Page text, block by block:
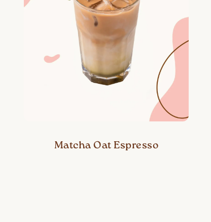
Matcha Oat Espresso